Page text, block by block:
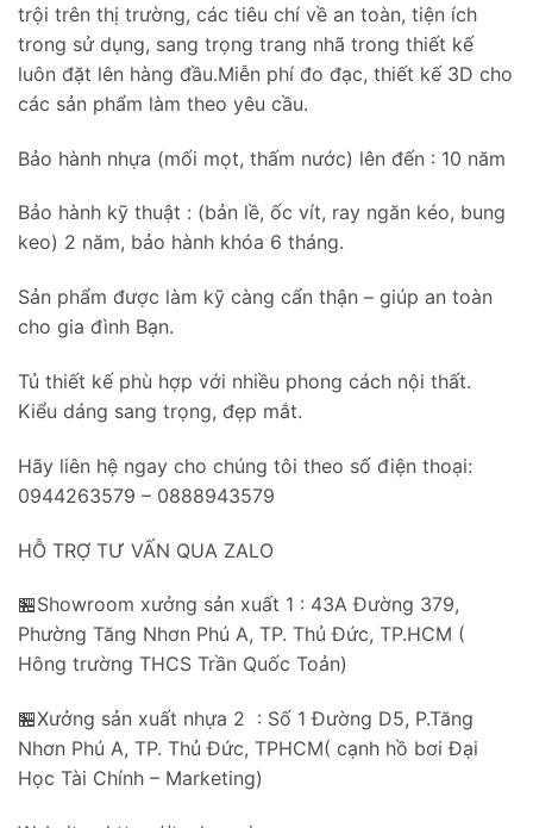
trội trên thị trường, các tiêu chí về an toàn, tiện ích
trong sử dụng, sang trọng trang nhã trong thiết kế
luôn đặt lên hàng đầu.Miễn phí đo đạc, thiết kế 3D cho
các sản phẩm làm theo yêu cầu.
Bảo hành nhựa (mối mọt, thấm nước) lên đến : 10 năm
Bảo hành kỹ thuật : (bản lề, ốc vít, ray ngăn kéo, bung
keo) 2 năm, bảo hành khóa 6 tháng.
Sản phẩm được làm kỹ càng cẩn thận – giúp an toàn
cho gia đình Bạn.
Tủ thiết kế phù hợp với nhiều phong cách nội thất.
Kiểu dáng sang trọng, đẹp mắt.
Hãy liên hệ ngay cho chúng tôi theo số điện thoại:
0944263579 – 0888943579
HỖ TRỢ TƯ VẤN QUA ZALO
🏪Showroom xưởng sản xuất 1 : 43A Đường 379,
Phường Tăng Nhơn Phú A, TP. Thủ Đức, TP.HCM (
Hông trường THCS Trần Quốc Toản)
🏪Xưởng sản xuất nhựa 2 : Số 1 Đường D5, P.Tăng
Nhơn Phú A, TP. Thủ Đức, TPHCM( cạnh hồ bơi Đại
Học Tài Chính – Marketing)